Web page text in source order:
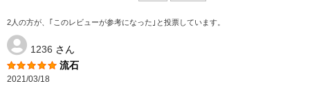
2人の方が、｢このレビューが参考になった｣と投票しています。
1236 さん
流石
2021/03/18